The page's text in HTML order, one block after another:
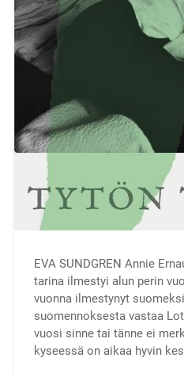
EVA SUNDGREN Annie
tarina ilmestyi alun perin
vuonna ilmestynyt
suomennoksesta vastaa
vuosi sinne tai tänne ei
kyseessä on aikaa hyvin